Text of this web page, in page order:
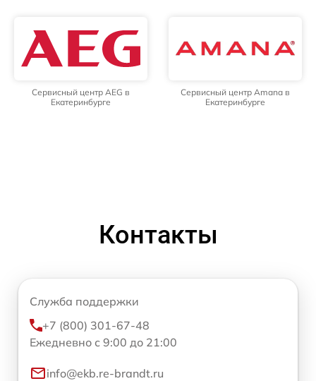
Сервисный центр AEG в
Екатеринбурге
Сервисный центр Amana в
Екатеринбурге
Контакты
Служба поддержки
+7 (800) 301-67-48
Ежедневно с 9:00 до 21:00
info@ekb.re-brandt.ru